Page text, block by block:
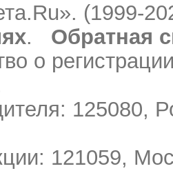
(1999-
.
Обратная
о
125080,
121059,